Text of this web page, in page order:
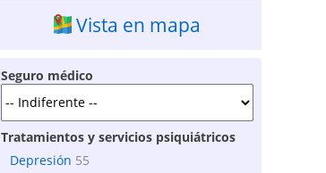
Vista en mapa
Seguro médico
Tratamientos y servicios psiquiátricos
Depresión 55